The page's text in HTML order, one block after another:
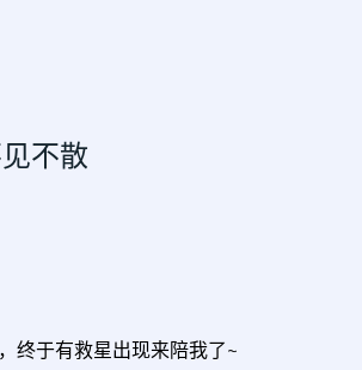
不散
终于有救星出现来陪我了~